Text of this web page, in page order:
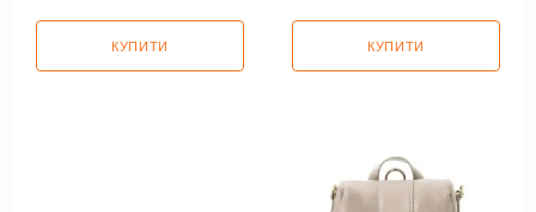
КУПИТИ КУПИТИ